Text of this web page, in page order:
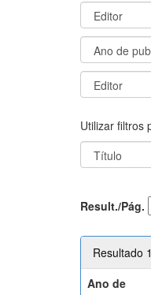
Utilizar filtros
Result./Pág.
Resultado
Ano de